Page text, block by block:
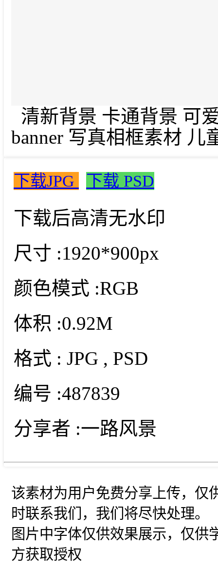
清新背景 卡通背景 可
banner 写真相框素材
下载JPG 下载 PSD
下载后高清无水印
尺寸 :1920*900px
颜色模式 :RGB
体积 :0.92M
格式 : JPG , PSD
编号 :487839
分享者 :一路风景
该素材为用户免费分享上传，仅
时联系我们，我们将尽快处理。
图片中字体仅供效果展示，仅供
方获取授权